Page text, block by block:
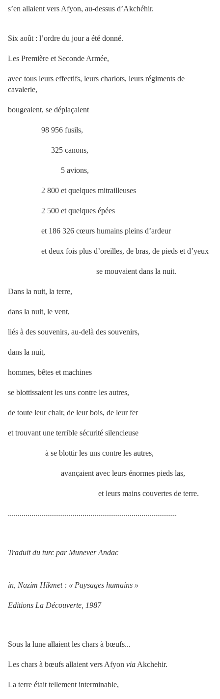
s’en allaient vers Afyon, au-dessus d’Akchéhir.
Six août : l’ordre du jour a été donné.
Les Première et Seconde Armée,
avec tous leurs effectifs, leurs chariots, leurs régiments de
cavalerie,
bougeaient, se déplaçaient
98 956 fusils,
325 canons,
5 avions,
2 800 et quelques mitrailleuses
2 500 et quelques épées
et 186 326 cœurs humains pleins d’ardeur
et deux fois plus d’oreilles, de bras, de pieds et d’yeux
se mouvaient dans la nuit.
Dans la nuit, la terre,
dans la nuit, le vent,
liés à des souvenirs, au-delà des souvenirs,
dans la nuit,
hommes, bêtes et machines
se blottissaient les uns contre les autres,
de toute leur chair, de leur bois, de leur fer
et trouvant une terrible sécurité silencieuse
à se blottir les uns contre les autres,
avançaient avec leurs énormes pieds las,
et leurs mains couvertes de terre.
......................................................................................
Traduit du turc par Munever Andac
in, Nazim Hikmet : « Paysages humains »
Editions La Découverte, 1987
Sous la lune allaient les chars à bœufs...
Les chars à bœufs allaient vers Afyon via Akchehir.
La terre était tellement interminable,